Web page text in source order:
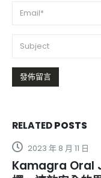
RELATEDPOSTS
2023 年 9 月 15 日
必利勁哪里有賣